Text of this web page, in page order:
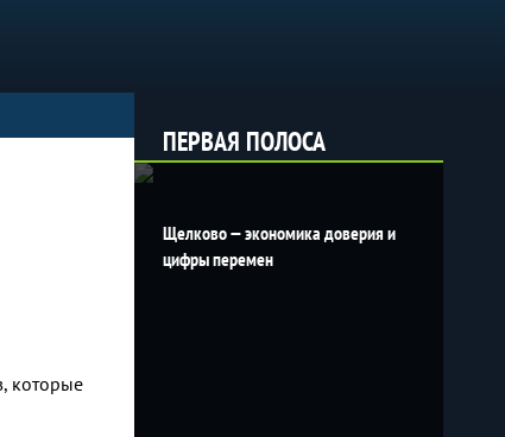
которые
ПЕРВАЯ ПОЛОСА
Щелково — экономика доверия и
цифры перемен